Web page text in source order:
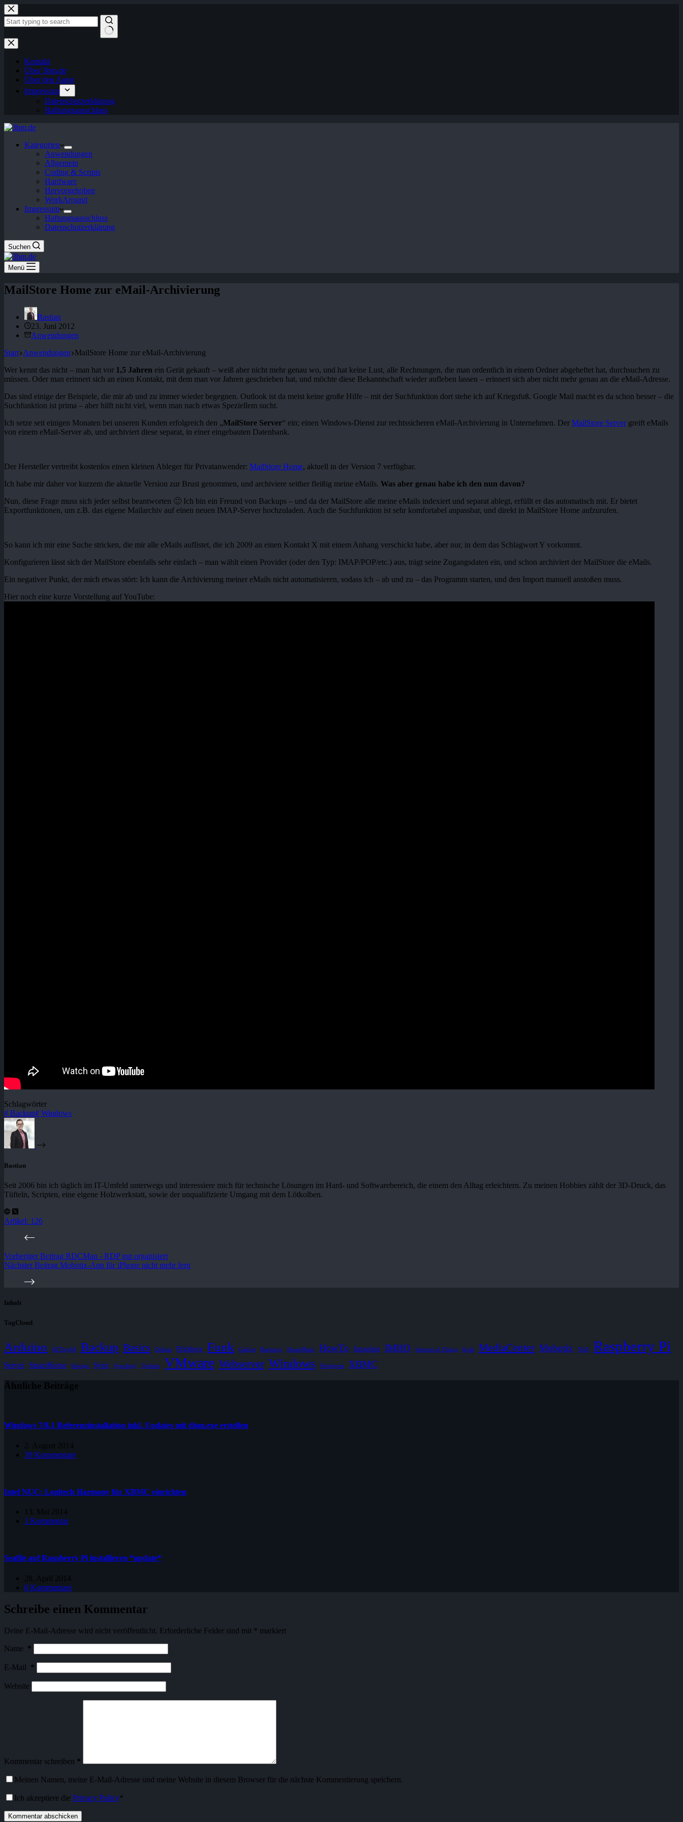
Zum
Inhalt
springen
Keine
Ergebnisse
Kontakt
Über 3bm.de
Über den Autor
Impressum
Datenschutzerklärung
Haftungsausschluss
Kategorien
Anwendungen
Allgemein
Coding & Scripts
Hardware
Hervorgehoben
WorkAround
Impressum
Haftungsausschluss
Datenschutzerklärung
Suchen
Menü
MailStore Home zur eMail-Archivierung
Bastian
23. Juni 2012
Anwendungen
Start Anwendungen MailStore Home zur eMail-Archivierung
Wer kennt das nicht – man hat vor 1,5 Jahren ein Gerät gekauft – weiß aber nicht mehr genau wo, und hat keine Lust, alle Rechnungen, die man ordentlich in einem Ordner abgeheftet hat, durchsuchen zu
müssen. Oder man erinnert sich an einen Kontakt, mit dem man vor Jahren geschrieben hat, und möchte diese Bekanntschaft wieder aufleben lassen – erinnert sich aber nicht mehr genau an die eMail-Adresse.
Das sind einige der Beispiele, die mir ab und zu immer wieder begegnen. Outlook ist da meist keine große Hilfe – mit der Suchfunktion dort stehe ich auf Kriegsfuß. Google Mail macht es da schon besser – die
Suchfunktion ist prima – aber hilft nicht viel, wenn man nach etwas Speziellem sucht.
Ich setze seit einigen Monaten bei unseren Kunden erfolgreich den „MailStore Server“ ein; einen Windows-Dienst zur rechtssicheren eMail-Archivierung in Unternehmen. Der MailStore Servergreift eMails
von einem eMail-Server ab, und archiviert diese separat, in einer eingebauten Datenbank.
Der Hersteller vertreibt kostenlos einen kleinen Ableger für Privatanwender: MailStore Home, aktuell in der Version 7 verfügbar.
Ich habe mir daher vor kurzem die aktuelle Version zur Brust genommen, und archiviere seither fleißig meine eMails. Was aber genau habe ich den nun davon?
Nun, diese Frage muss sich jeder selbst beantworten 🙂 Ich bin ein Freund von Backups – und da der MailStore alle meine eMails indexiert und separat ablegt, erfüllt er das automatisch mit. Er bietet
Exportfunktionen, um z.B. das eigene Mailarchiv auf einen neuen IMAP-Server hochzuladen. Auch die Suchfunktion ist sehr komfortabel anpassbar, und direkt in MailStore Home aufzurufen.
So kann ich mir eine Suche stricken, die mir alle eMails auflistet, die ich 2009 an einen Kontakt X mit einem Anhang verschickt habe, aber nur, in dem das Schlagwort Y vorkommt.
Konfigurieren lässt sich der MailStore ebenfalls sehr einfach – man wählt einen Provider (oder den Typ: IMAP/POP/etc.) aus, trägt seine Zugangsdaten ein, und schon archiviert der MailStore die eMails.
Ein negativer Punkt, der mich etwas stört: Ich kann die Archivierung meiner eMails nicht automatisieren, sodass ich – ab und zu – das Programm starten, und den Import manuell anstoßen muss.
Hier noch eine kurze Vorstellung auf YouTube:
Schlagwörter
# Backup# Windows
Bastian
Seit 2006 bin ich täglich im IT-Umfeld unterwegs und interessiere mich für technische Lösungen im Hard- und Softwarebereich, die einem den Alltag erleichtern. Zu meinen Hobbies zählt der 3D-Druck, das
Tüfteln, Scripten, eine eigene Holzwerkstatt, sowie der unqualifizierte Umgang mit dem Lötkolben.
Artikel: 126
VorherigerBeitrag RDCMan - RDP gut organisiert
NächsterBeitrag Mobotix-App für iPhone nicht mehr fern
Inhalt
TagCloud
Arduino ATTiny84 Backup Basics Debian Fritzbox Funk Gadget Harmony HomeMatic HowTo Imaging IMHO Internet of Things Kodi MediaCenter Mobotix NAS Raspberry Pi
Server SmartHome Storage Sync Synology Updates VMware Webserver Windows Wordpress XBMC
Ähnliche Beiträge
Windows 7/8.1 Referenzinstallation inkl. Updates mit dism.exe erstellen
2. August 2014
39 Kommentare
Intel NUC: Logitech Harmony für XBMC einrichten
13. Mai 2014
1 Kommentar
Seafile auf Raspberry Pi installieren *update*
28. April 2014
6 Kommentare
Schreibe einen Kommentar
Deine E-Mail-Adresse wird nicht veröffentlicht. Erforderliche Felder sind mit * markiert
Name *
E-Mail *
Website
Kommentar schreiben *
Meinen Namen, meine E-Mail-Adresse und meine Website in diesem Browser für die nächste Kommentierung speichern.
Ich akzeptiere die Privacy Policy*
Kommentar abschicken